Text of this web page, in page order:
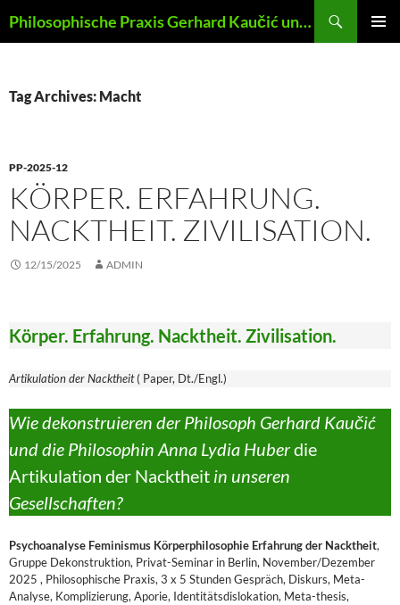
to
Philosophische Praxis Gerhard Kaučić und Anna Lydia Huber
Tag Archives: Macht
PP-2025-12
KÖRPER. ERFAHRUNG.
NACKTHEIT. ZIVILISATION.
12/15/2025 ADMIN
Körper. Erfahrung. Nacktheit. Zivilisation.
Artikulation der Nacktheit( Paper, Dt./Engl.)
Wie dekonstruieren der Philosoph Gerhard Kaučić
und die Philosophin Anna Lydia Huberdie
Artikulation der Nacktheit in unseren
Gesellschaften?
Psychoanalyse Feminismus Körperphilosophie Erfahrung der Nacktheit,
Gruppe Dekonstruktion, Privat-Seminar in Berlin, November/Dezember
2025 , Philosophische Praxis, 3 x 5 Stunden Gespräch, Diskurs, Meta-
Analyse, Komplizierung, Aporie, Identitätsdislokation, Meta-thesis,